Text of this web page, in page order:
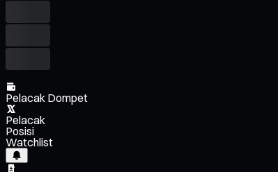
Pelacak Dompet
Pelacak
Posisi
Watchlist